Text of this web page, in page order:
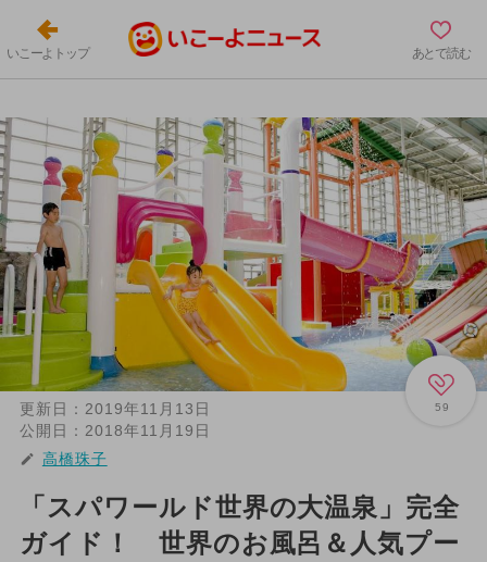
いこーよトップ あとで読む
59
更新日： 2019年11月13日
公開日： 2018年11月19日
高橋珠子
「スパワールド世界の大温泉」完全
ガイド！ 世界のお風呂＆人気プー